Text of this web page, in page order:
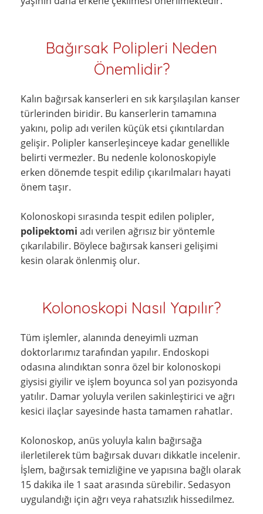
Bağırsak Polipleri Neden
Önemlidir?
Kalın bağırsak kanserleri en sık karşılaşılan kanser
türlerinden biridir. Bu kanserlerin tamamına
yakını, polip adı verilen küçük etsi çıkıntılardan
gelişir. Polipler kanserleşinceye kadar genellikle
belirti vermezler. Bu nedenle kolonoskopiyle
erken dönemde tespit edilip çıkarılmaları hayati
önem taşır.
Kolonoskopi sırasında tespit edilen polipler,
polipektomi adı verilen ağrısız bir yöntemle
çıkarılabilir. Böylece bağırsak kanseri gelişimi
kesin olarak önlenmiş olur.
Kolonoskopi Nasıl Yapılır?
Tüm işlemler, alanında deneyimli uzman
doktorlarımız tarafından yapılır. Endoskopi
odasına alındıktan sonra özel bir kolonoskopi
giysisi giyilir ve işlem boyunca sol yan pozisyonda
yatılır. Damar yoluyla verilen sakinleştirici ve ağrı
kesici ilaçlar sayesinde hasta tamamen rahatlar.
Kolonoskop, anüs yoluyla kalın bağırsağa
ilerletilerek tüm bağırsak duvarı dikkatle incelenir.
İşlem, bağırsak temizliğine ve yapısına bağlı olarak
15 dakika ile 1 saat arasında sürebilir. Sedasyon
uygulandığı için ağrı veya rahatsızlık hissedilmez.